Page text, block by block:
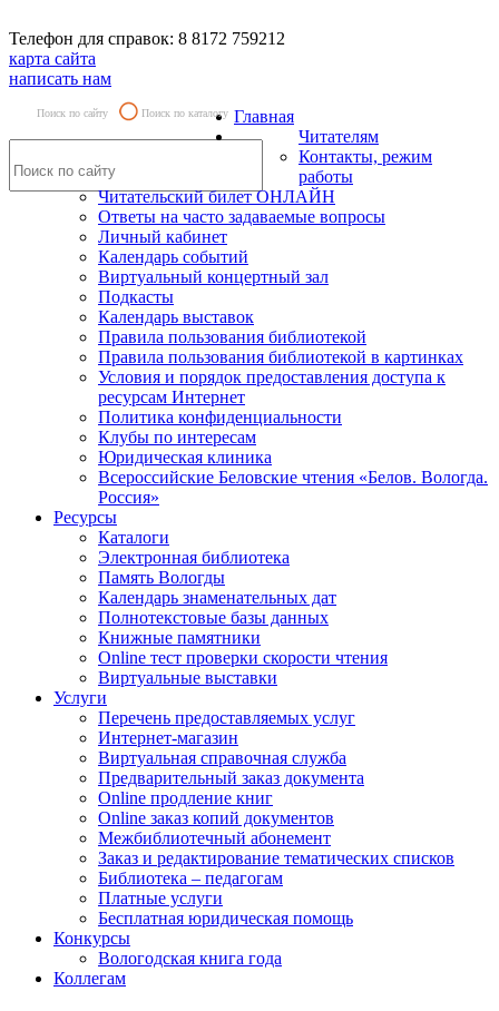
Телефон для справок: 8 8172 759212
карта сайта
написать нам
Поиск по сайту Поиск по каталогу Главная
Читателям
Контакты, режим
работы
Читательский билет ОНЛАЙН
Ответы на часто задаваемые вопросы
Личный кабинет
Календарь событий
Виртуальный концертный зал
Подкасты
Календарь выставок
Правила пользования библиотекой
Правила пользования библиотекой в картинках
Условия и порядок предоставления доступа к
ресурсам Интернет
Политика конфиденциальности
Клубы по интересам
Юридическая клиника
Всероссийские Беловские чтения «Белов. Вологда.
Россия»
Ресурсы
Каталоги
Электронная библиотека
Память Вологды
Календарь знаменательных дат
Полнотекстовые базы данных
Книжные памятники
Online тест проверки скорости чтения
Виртуальные выставки
Услуги
Перечень предоставляемых услуг
Интернет-магазин
Виртуальная справочная служба
Предварительный заказ документа
Online продление книг
Online заказ копий документов
Межбиблиотечный абонемент
Заказ и редактирование тематических списков
Библиотека – педагогам
Платные услуги
Бесплатная юридическая помощь
Конкурсы
Вологодская книга года
Коллегам